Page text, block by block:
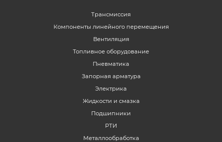
Трансмиссия
Компоненты линейного перемещения
Вентиляция
Топливное оборудование
Пневматика
Запорная арматура
Электрика
Жидкости и смазка
Подшипники
РТИ
Металлообработка